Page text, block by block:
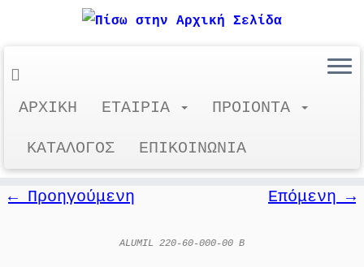
περιεχόμενο
ΑΡΧΙΚΗ ΕΤΑΙΡΙΑ ΠΡΟΙΟΝΤΑ
ΚΑΤΑΛΟΓΟΣ ΕΠΙΚΟΙΝΩΝΙΑ
← Προηγούμενη Επόμενη →
ALUMIL 220-60-000-00 B